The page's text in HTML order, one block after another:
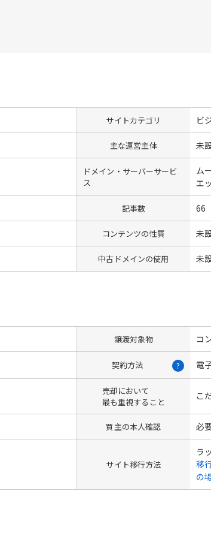
サイトカテゴリ ビ
主な運営主体 未
ドメイン・サーバーサービ
ス
ム
エ
記事数 66
コンテンツの性質 未
中古ドメインの使用 未
譲渡対象物 コ
契約方法 ? 電
売却において
最も重視すること
こ
買主の本人確認 必
サイト移行方法
ラ
移
の